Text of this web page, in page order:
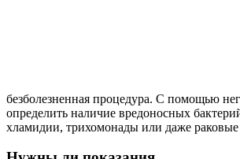
безболезненная процедура. С помощью
определить наличие вредоносных
хламидии, трихомонады или даже раковые